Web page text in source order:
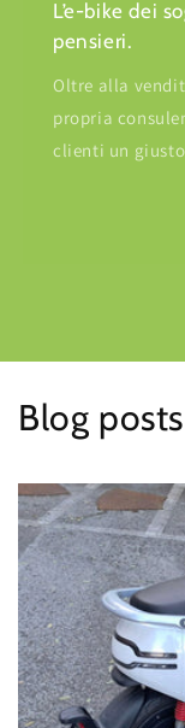
L’e-bike dei
pensieri.
Oltre alla
propria
clienti un
Blog posts